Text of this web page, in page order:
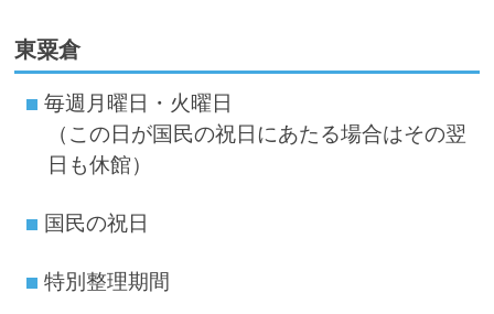
東粟倉
毎週月曜日・火曜日
（この日が国民の祝日にあたる場合はその翌
日も休館）
国民の祝日
特別整理期間